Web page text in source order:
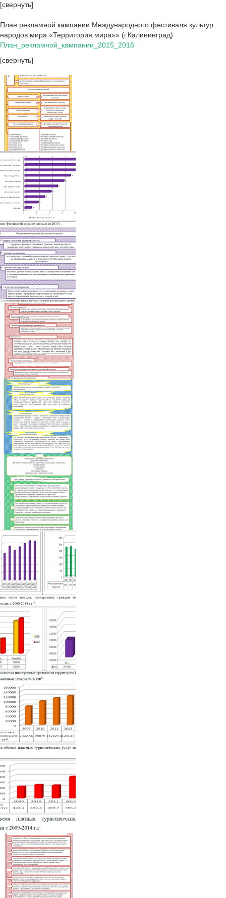
[свернуть]
План рекламной кампании Международного фестиваля культур
народов мира «Территория мира»» (г.Калининград)
План_рекламной_кампании_2015_2016
[свернуть]